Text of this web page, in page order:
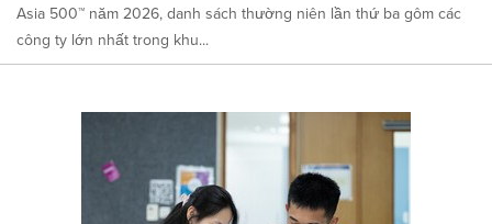
Asia 500™ năm 2026, danh sách thường niên lần thứ ba gôm các
công ty lớn nhất trong khu...